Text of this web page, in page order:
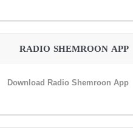
RADIO SHEMROON APP
Download Radio Shemroon App